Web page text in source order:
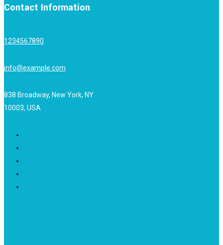
Contact Information
1234567890
info@example.com
838 Broadway, New York, NY
10003, USA